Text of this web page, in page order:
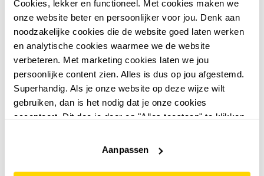
Cookies, lekker en functioneel. Met cookies maken we
onze website beter en persoonlijker voor jou. Denk aan
noodzakelijke cookies die de website goed laten werken
en analytische cookies waarmee we de website
verbeteren. Met marketing cookies laten we jou
persoonlijke content zien. Alles is dus op jou afgestemd.
Superhandig. Als je onze website op deze wijze wilt
gebruiken, dan is het nodig dat je onze cookies
accepteert. Dit doe je door op "Alles toestaan" te klikken.
website niet optimaal functioneert.
Aanpassen